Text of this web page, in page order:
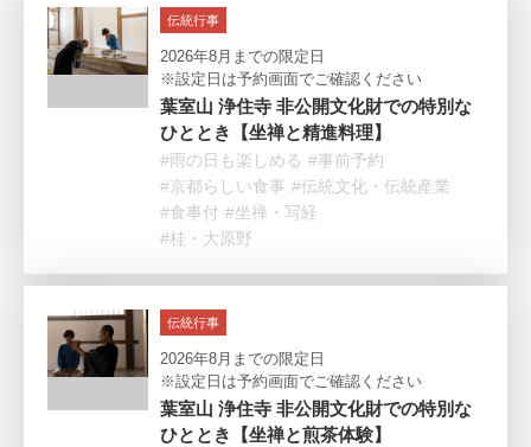
伝統行事
2026年8月までの限定日
※設定日は予約画面でご確認ください
葉室山 浄住寺 非公開文化財での特別な
ひととき【坐禅と精進料理】
#雨の日も楽しめる #事前予約
#京都らしい食事 #伝統文化・伝統産業
#食事付 #坐禅・写経
#桂・大原野
伝統行事
2026年8月までの限定日
※設定日は予約画面でご確認ください
葉室山 浄住寺 非公開文化財での特別な
ひととき【坐禅と煎茶体験】